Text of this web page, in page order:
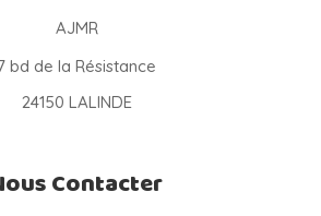
AJMR
bd de la Résistance
24150 LALINDE
Contacter